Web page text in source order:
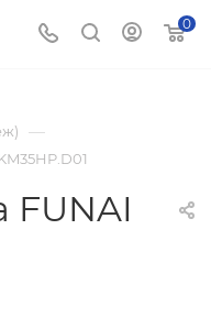
0
—
FUNAI